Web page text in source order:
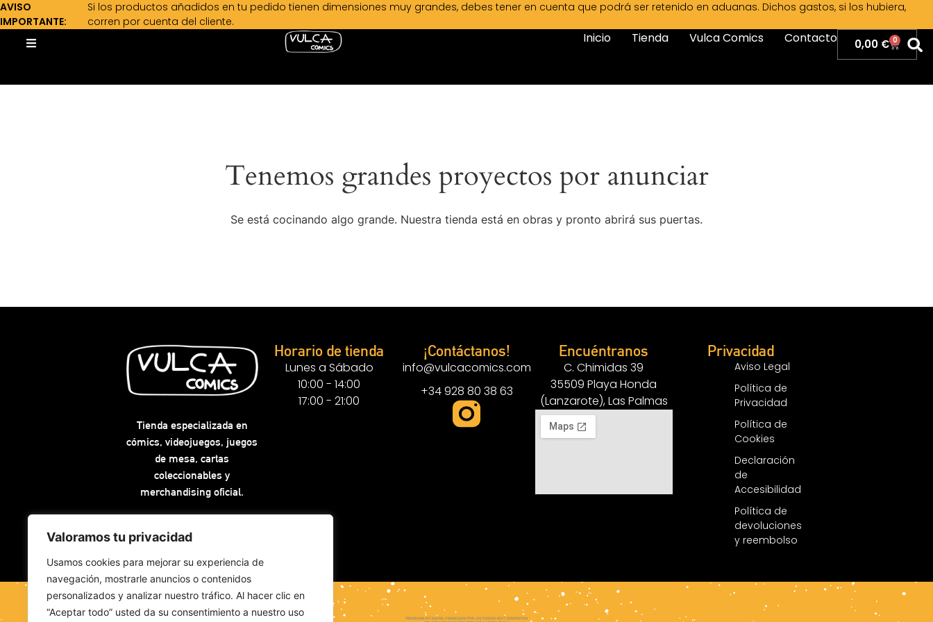
Valoramos tu privacidad
Usamos cookies para mejorar su experiencia de
navegación, mostrarle anuncios o contenidos
personalizados y analizar nuestro tráfico. Al hacer clic en
“Aceptar todo” usted da su consentimiento a nuestro uso
AVISO
IMPORTANTE:
Si los productos añadidos en tu pedido tienen dimensiones muy grandes, debes tener en cuenta que podrá ser retenido en aduanas. Dichos gastos, si los hubiera,
corren por cuenta del cliente.
Inicio Tienda Vulca Comics Contacto 0,00 € 0
Tenemos grandes proyectos por anunciar
Se está cocinando algo grande. Nuestra tienda está en obras y pronto abrirá sus puertas.
Tienda especializada en
cómics, videojuegos, juegos
de mesa, cartas
coleccionables y
merchandising oficial.
Horario de tienda
Lunes a Sábado
10:00 - 14:00
17:00 - 21:00
¡Contáctanos!
info@vulcacomics.com
+34 928 80 38 63
Encuéntranos
C. Chimidas 39
35509 Playa Honda
(Lanzarote), Las Palmas
Privacidad
Aviso Legal
Política de
Privacidad
Política de
Cookies
Declaración
de
Accesibilidad
Política de
devoluciones
y reembolso